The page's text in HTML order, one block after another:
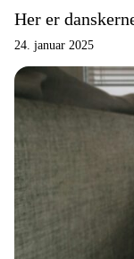
Her er
24. januar 2025